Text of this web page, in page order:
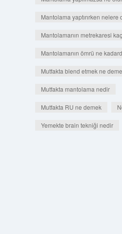
Mantolama yaptırırken nelere
Mantolamanın metrekaresi kaç
Mantolamanın ömrü ne
Mutfakta blend etmek ne
Mutfakta mantolama nedir
Mutfakta RU ne demek
Yemekte brain tekniği nedir